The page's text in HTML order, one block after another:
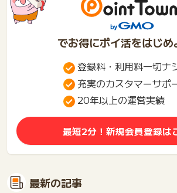
でお得にポイ活をはじめ
登録料・利用料一切ナ
充実のカスタマーサポ
20年以上の運営実績
最短2分！新規会員登録は
最新の記事